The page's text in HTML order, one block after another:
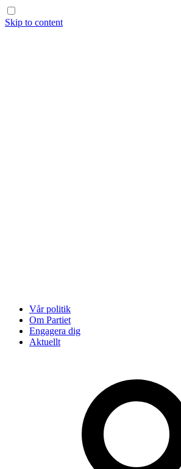
Skip to content
Vår politik
Om Partiet
Engagera dig
Aktuellt